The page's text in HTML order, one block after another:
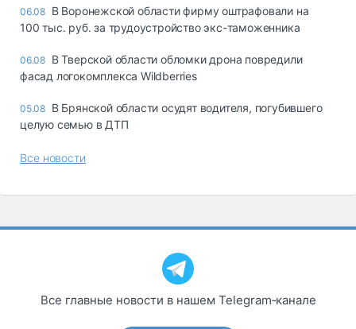
06.08 В Воронежской области фирму оштрафовали на
100 тыс. руб. за трудоустройство экс-таможенника
06.08 В Тверской области обломки дрона повредили
фасад логокомплекса Wildberries
05.08 В Брянской области осудят водителя, погубившего
целую семью в ДТП
Все новости
Все главные новости в нашем Telegram‑канале